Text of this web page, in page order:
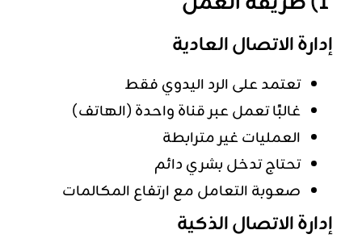
إدارة الاتصال العادية
تعتمد على الرد اليدوي فقط
غالبًا تعمل عبر قناة واحدة (الهاتف)
العمليات غير مترابطة
تحتاج تدخل بشري دائم
صعوبة التعامل مع ارتفاع المكالمات
إدارة الاتصال الذكية